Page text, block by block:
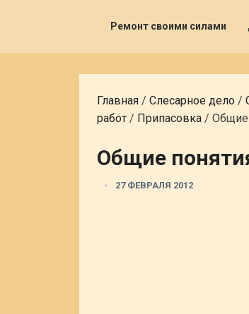
Ремонт своими силами
Главная / Слесарное дело /
работ / Припасовка / Общие
Общие
27 ФЕВРАЛЯ 2012